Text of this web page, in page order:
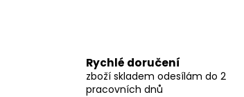
Rychlé doručení
zboží skladem odesílám do 2
pracovních dnů